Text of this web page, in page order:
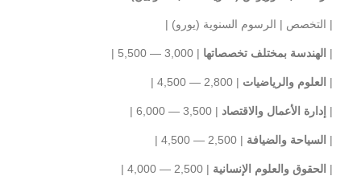
| التخصص | الرسوم السنوية (يورو) |
| الهندسة بمختلف تخصصاتها | 3,000 — 5,500 |
| العلوم والرياضيات | 2,800 — 4,500 |
| إدارة الأعمال والاقتصاد | 3,500 — 6,000 |
| السياحة والضيافة | 2,500 — 4,500 |
| الحقوق والعلوم الإنسانية | 2,500 — 4,000 |